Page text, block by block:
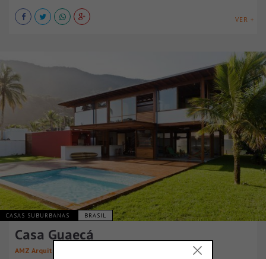
VER +
CASAS SUBURBANAS BRASIL
Casa Guaecá
AMZ Arquitetos